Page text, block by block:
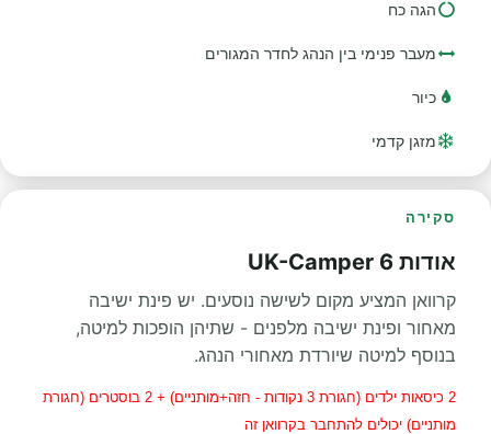
הגה כח
מעבר פנימי בין הנהג לחדר המגורים
כיור
מזגן קדמי
סקירה
אודות UK-Camper 6
קרוואן המציע מקום לשישה נוסעים. יש פינת ישיבה
מאחור ופינת ישיבה מלפנים - שתיהן הופכות למיטה,
בנוסף למיטה שיורדת מאחורי הנהג.
2 כיסאות ילדים (חגורת 3 נקודות - חזה+מותניים) + 2 בוסטרים (חגורת
מותניים) יכולים להתחבר בקרוואן זה